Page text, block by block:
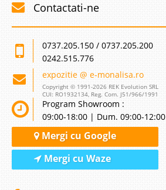
Contactati-ne
0737.205.150 / 0737.205.200
0242.515.776
expozitie @ e-monalisa.ro
Copyright © 1991-2026 REK Evolution SRL
CUI: RO1932134, Reg. Com. J51/966/1991
Program Showroom :
09:00-18:00 | Dum. 09:00-12:00
Mergi cu Google
Mergi cu Waze